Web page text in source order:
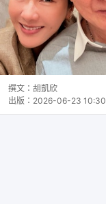
撰文： 胡凱欣
出版： 2026-06-23 10:30